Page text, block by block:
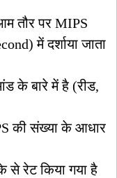
तौर पर MIPS
में दर्शाया जाता
के बारे में है (रीड,
की संख्या के आधार
से रेट किया गया है